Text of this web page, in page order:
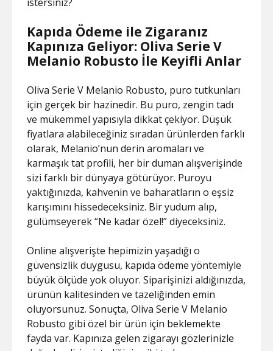
Kapıda Ödeme ile Zigaranız
Kapınıza Geliyor: Oliva Serie V
Melanio Robusto İle Keyifli Anlar
Oliva Serie V Melanio Robusto, puro tutkunları
için gerçek bir hazinedir. Bu puro, zengin tadı
ve mükemmel yapısıyla dikkat çekiyor. Düşük
fiyatlara alabileceğiniz sıradan ürünlerden farklı
olarak, Melanio’nun derin aromaları ve
karmaşık tat profili, her bir duman alışverişinde
sizi farklı bir dünyaya götürüyor. Puroyu
yaktığınızda, kahvenin ve baharatların o eşsiz
karışımını hissedeceksiniz. Bir yudum alıp,
gülümseyerek “Ne kadar özel!” diyeceksiniz.
Online alışverişte hepimizin yaşadığı o
güvensizlik duygusu, kapıda ödeme yöntemiyle
büyük ölçüde yok oluyor. Siparişinizi aldığınızda,
ürünün kalitesinden ve tazeliğinden emin
oluyorsunuz. Sonuçta, Oliva Serie V Melanio
Robusto gibi özel bir ürün için beklemekte
fayda var. Kapınıza gelen zigarayı gözlerinizle